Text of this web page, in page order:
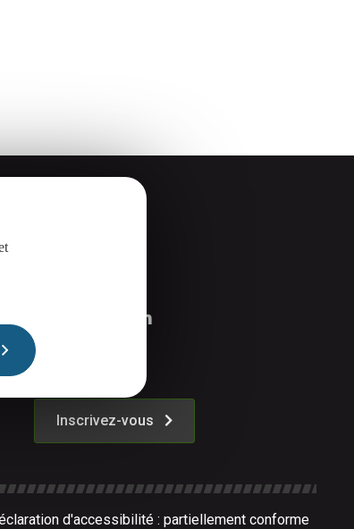
Inscrivez-vous
d'accessibilité : partiellement conforme